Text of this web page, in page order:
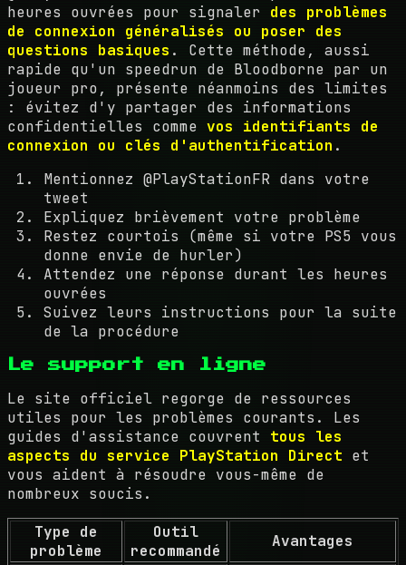
heures ouvrées pour signaler des problèmes
de connexion généralisés ou poser des
questions basiques . Cette méthode, aussi
rapide qu'un speedrun de Bloodborne par un
joueur pro, présente néanmoins des limites
: évitez d'y partager des informations
confidentielles comme vos identifiants de
connexion ou clés d'authentification .
Mentionnez @PlayStationFR dans votre
tweet
Expliquez brièvement votre problème
Restez courtois (même si votre PS5 vous
donne envie de hurler)
Attendez une réponse durant les heures
ouvrées
Suivez leurs instructions pour la suite
de la procédure
Le support en ligne
Le site officiel regorge de ressources
utiles pour les problèmes courants. Les
guides d'assistance couvrent tous les
aspects du service PlayStation Direct et
vous aident à résoudre vous-même de
nombreux soucis.
Type de
problème
Outil
recommandé
Avantages